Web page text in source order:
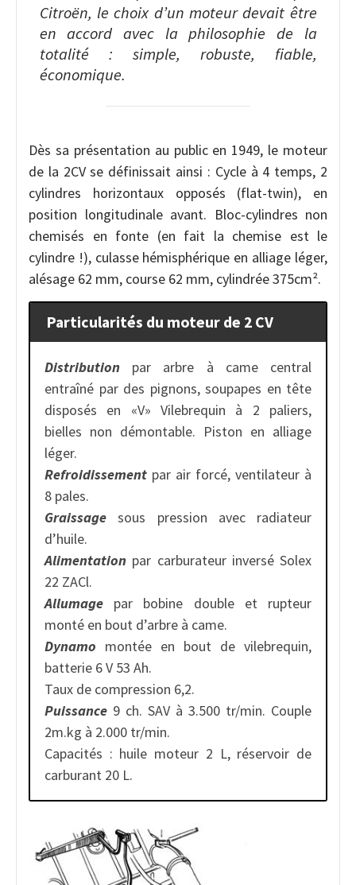
Citroën, le choix d’un moteur devait être
en accord avec la philosophie de la
totalité : simple, robuste, fiable,
économique.
Dès sa présentation au public en 1949, le moteur
de la 2CV se définissait ainsi : Cycle à 4 temps, 2
cylindres horizontaux opposés (flat-twin), en
position longitudinale avant. Bloc-cylindres non
chemisés en fonte (en fait la chemise est le
cylindre !), culasse hémisphérique en alliage léger,
alésage 62 mm, course 62 mm, cylindrée 375cm².
Particularités du moteur de 2 CV
Distribution par arbre à came central
entraîné par des pignons, soupapes en tête
disposés en «V» Vilebrequin à 2 paliers,
bielles non démontable. Piston en alliage
léger.
Refroidissement par air forcé, ventilateur à
8 pales.
Graissage sous pression avec radiateur
d’huile.
Alimentation par carburateur inversé Solex
22 ZACl.
Allumage par bobine double et rupteur
monté en bout d’arbre à came.
Dynamo montée en bout de vilebrequin,
batterie 6 V 53 Ah.
Taux de compression 6,2.
Puissance 9 ch. SAV à 3.500 tr/min. Couple
2m.kg à 2.000 tr/min.
Capacités : huile moteur 2 L, réservoir de
carburant 20 L.